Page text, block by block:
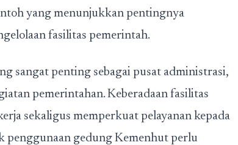
yang menunjukkan pentingnya
fasilitas pemerintah.
sangat penting sebagai pusat administrasi,
pemerintahan. Keberadaan fasilitas
sekaligus memperkuat pelayanan kepada
penggunaan gedung Kemenhut perlu